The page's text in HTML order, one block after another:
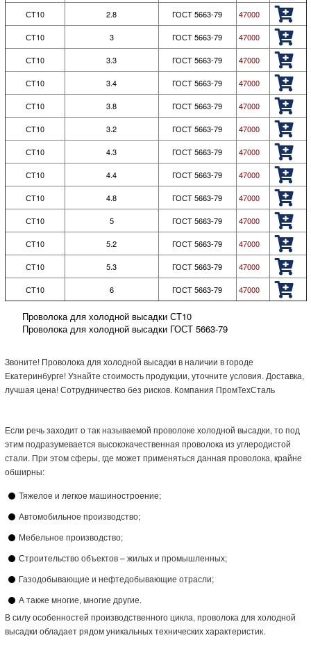
СТ10 2.8 ГОСТ 5663-79 47000
СТ10 3 ГОСТ 5663-79 47000
СТ10 3.3 ГОСТ 5663-79 47000
СТ10 3.4 ГОСТ 5663-79 47000
СТ10 3.8 ГОСТ 5663-79 47000
СТ10 3.2 ГОСТ 5663-79 47000
СТ10 4.3 ГОСТ 5663-79 47000
СТ10 4.4 ГОСТ 5663-79 47000
СТ10 4.8 ГОСТ 5663-79 47000
СТ10 5 ГОСТ 5663-79 47000
СТ10 5.2 ГОСТ 5663-79 47000
СТ10 5.3 ГОСТ 5663-79 47000
СТ10 6 ГОСТ 5663-79 47000
Проволока для холодной высадки СТ10
Проволока для холодной высадки ГОСТ 5663-79
Звоните! Проволока для холодной высадки в наличии в городе
Екатеринбурге! Узнайте стоимость продукции, уточните условия. Доставка,
лучшая цена! Сотрудничество без рисков. Компания ПромТехСталь
Если речь заходит о так называемой проволоке холодной высадки, то под
этим подразумевается высококачественная проволока из углеродистой
стали. При этом сферы, где может применяться данная проволока, крайне
обширны:
Тяжелое и легкое машиностроение;
Автомобильное производство;
Мебельное производство;
Строительство объектов – жилых и промышленных;
Газодобывающие и нефтедобывающие отрасли;
А также многие, многие другие.
В силу особенностей производственного цикла, проволока для холодной
высадки обладает рядом уникальных технических характеристик.